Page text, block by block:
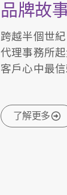
品牌故
跨越半個世
代理事務所
客戶心中最
了解更多